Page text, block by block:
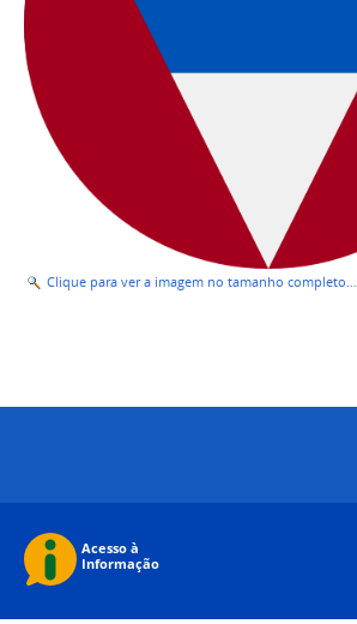
Clique para ver a imagem no tamanho completo…